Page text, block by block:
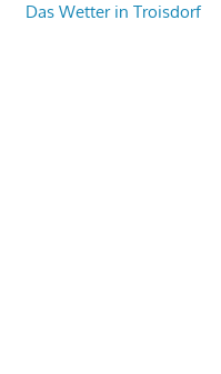
Das Wetter in Troisdorf